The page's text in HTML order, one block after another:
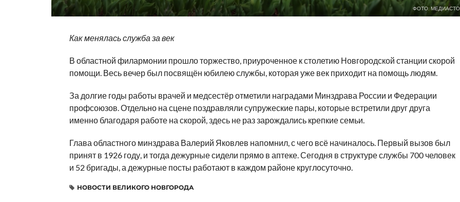
ФОТО:
Как менялась служба за век
В областной филармонии прошло торжество, приуроченное к столетию Новгородской станции скорой
помощи. Весь вечер был посвящён юбилею службы, которая уже век приходит на помощь людям.
За долгие годы работы врачей и медсестёр отметили наградами Минздрава России и Федерации
профсоюзов. Отдельно на сцене поздравляли супружеские пары, которые встретили друг друга
именно благодаря работе на скорой, здесь не раз зарождались крепкие семьи.
Глава областного минздрава Валерий Яковлев напомнил, с чего всё начиналось. Первый вызов был
принят в 1926 году, и тогда дежурные сидели прямо в аптеке. Сегодня в структуре службы 700 человек
и 52 бригады, а дежурные посты работают в каждом районе круглосуточно.
НОВОСТИ ВЕЛИКОГО НОВГОРОДА